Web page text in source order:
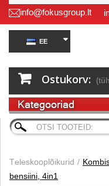
info@fokusgroup.lt
EE
Ostukorv:
Kategooriad
Teleskooplõikurid
bensiini, 4in1